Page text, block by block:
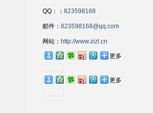
QQ：： 823598168
邮件： 823598168@qq.com
网站： http://www.zizl.cn
更多
更多